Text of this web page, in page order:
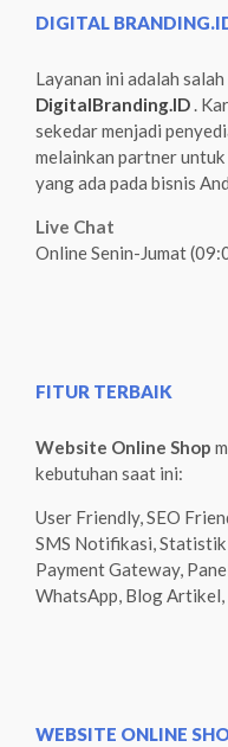
DIGITAL
Layanan ini adalah
DigitalBranding.ID.
sekedar menjadi
melainkan partner
yang ada pada bisnis
Live Chat
Online Senin-Jumat
FITUR TERBAIK
Website Online Shop
kebutuhan saat ini:
User Friendly, SEO
SMS Notifikasi,
Payment Gateway,
WhatsApp, Blog
WEBSITE ONLINE